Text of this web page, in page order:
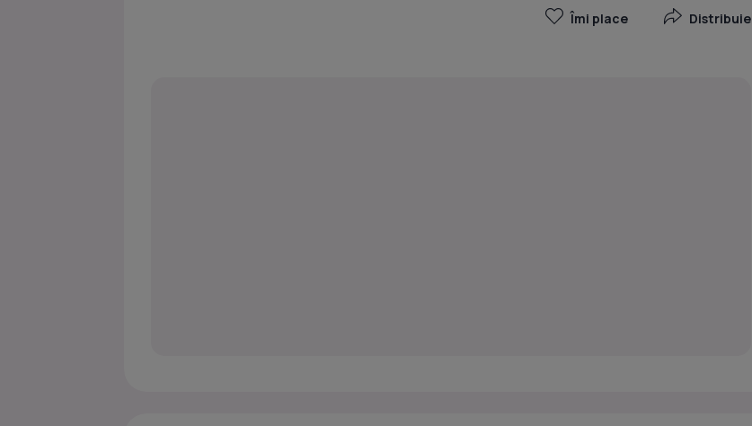
Îmi place Distribuie